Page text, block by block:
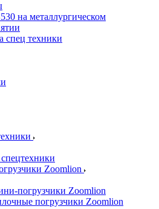
на металлургическом
спец техники
Zoomlion
погрузчики Zoomlion
погрузчики Zoomlion